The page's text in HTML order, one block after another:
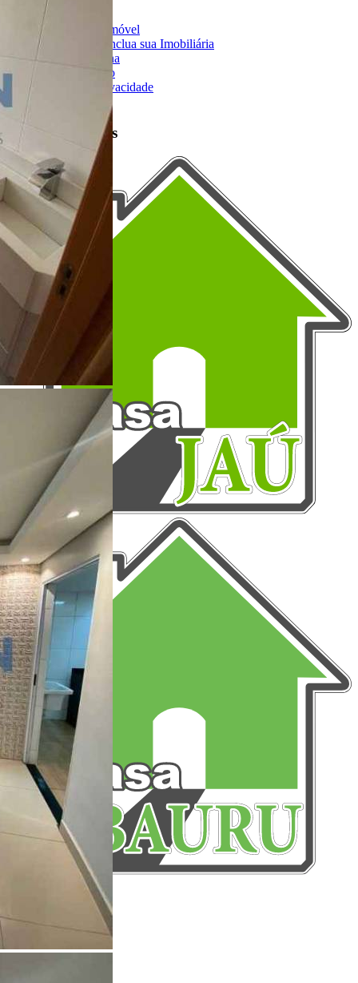
Anuncie seu Imóvel
Cadastre-se | Inclua sua Imobiliária
Como Funciona
Termos de Uso
Política de Privacidade
Portais Parceiros